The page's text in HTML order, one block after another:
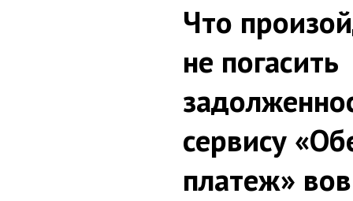
Что
не погасить
сервису
платеж»